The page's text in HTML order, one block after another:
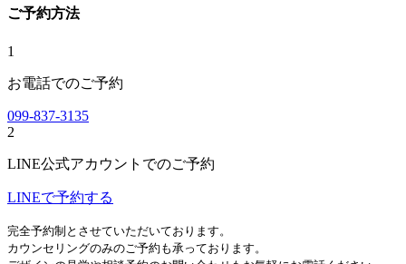
ご予約方法
1
お電話でのご予約
099-837-3135
2
LINE公式アカウントでのご予約
LINEで予約する
完全予約制とさせていただいております。
カウンセリングのみのご予約も承っております。